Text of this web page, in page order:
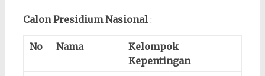
Calon Presidium Nasional:
No Nama
Kelompok
Kepentingan